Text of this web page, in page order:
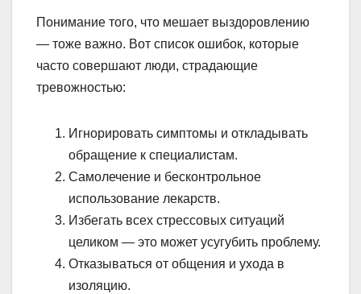
Понимание того, что мешает выздоровлению
— тоже важно. Вот список ошибок, которые
часто совершают люди, страдающие
тревожностью:
Игнорировать симптомы и откладывать
обращение к специалистам.
Самолечение и бесконтрольное
использование лекарств.
Избегать всех стрессовых ситуаций
целиком — это может усугубить проблему.
Отказываться от общения и ухода в
изоляцию.